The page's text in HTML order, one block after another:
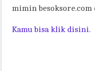
mimin besoksore.com
Kamu bisa klik disini.